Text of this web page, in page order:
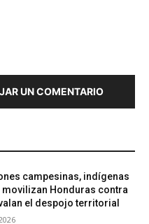
UN COMENTARIO
campesinas, indígenas
movilizan Honduras contra
el despojo territorial